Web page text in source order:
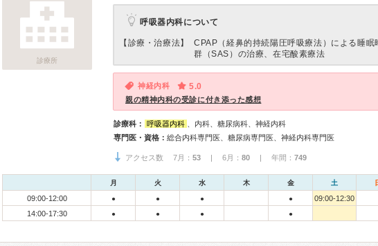
診療所
呼吸器内科について
【診療・治療法】
CPAP（経鼻的持続陽圧呼吸療法）による睡眠
群（SAS）の治療、在宅酸素療法
神経内科 5.0
親の精神内科の受診に付き添った感想
診療科： 呼吸器内科
、内科、糖尿病科、神経内科
専門医・資格： 総合内科専門医、糖尿病専門医、神経内科専門医
アクセス数 7月： 53 | 6月： 80 | 年間： 749
月 火 水 木 金 土
09:00-12:00 ● ● ● ●
09:00-12:30
14:00-17:30
● ● ● ●